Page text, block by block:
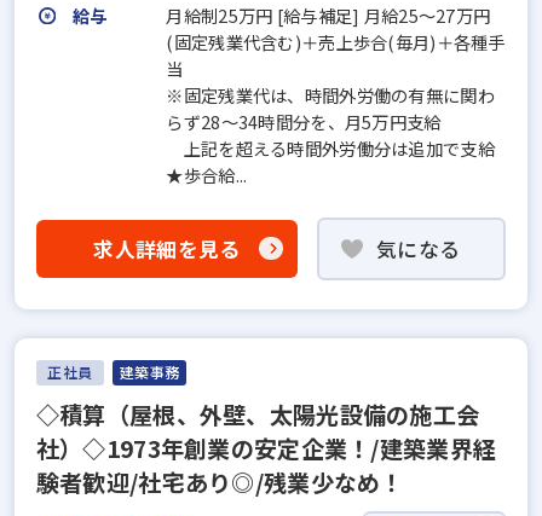
給与
月給制25万円 [給与補足] 月給25～27万円
(固定残業代含む)＋売上歩合(毎月)＋各種手
当
※固定残業代は、時間外労働の有無に関わ
らず28～34時間分を、月5万円支給
上記を超える時間外労働分は追加で支給
★歩合給...
求人詳細を見る 気になる
正社員 建築事務
◇積算（屋根、外壁、太陽光設備の施工会
社）◇1973年創業の安定企業！/建築業界経
験者歓迎/社宅あり◎/残業少なめ！